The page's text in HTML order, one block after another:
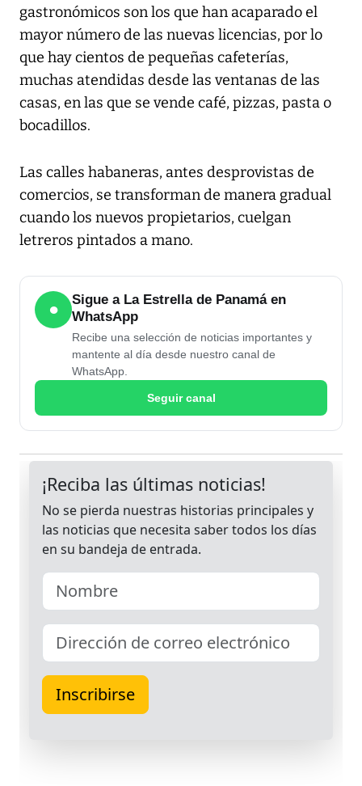
gastronómicos son los que han acaparado el
mayor número de las nuevas licencias, por lo
que hay cientos de pequeñas cafeterías,
muchas atendidas desde las ventanas de las
casas, en las que se vende café, pizzas, pasta o
bocadillos.
Las calles habaneras, antes desprovistas de
comercios, se transforman de manera gradual
cuando los nuevos propietarios, cuelgan
letreros pintados a mano.
●
Sigue a La Estrella de Panamá en
WhatsApp
Recibe una selección de noticias importantes y
mantente al día desde nuestro canal de
WhatsApp.
Seguir canal